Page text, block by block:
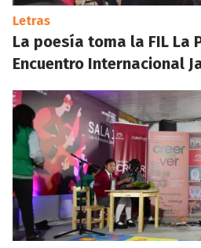
Letras
La poesía toma la FIL La
Encuentro Internacional